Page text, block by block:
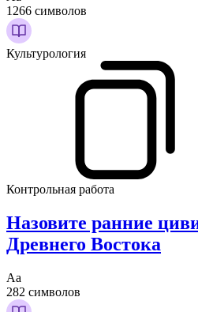
1266 символов
Культурология
Контрольная работа
Назовите ранние
Древнего Востока
Аа
282 символов